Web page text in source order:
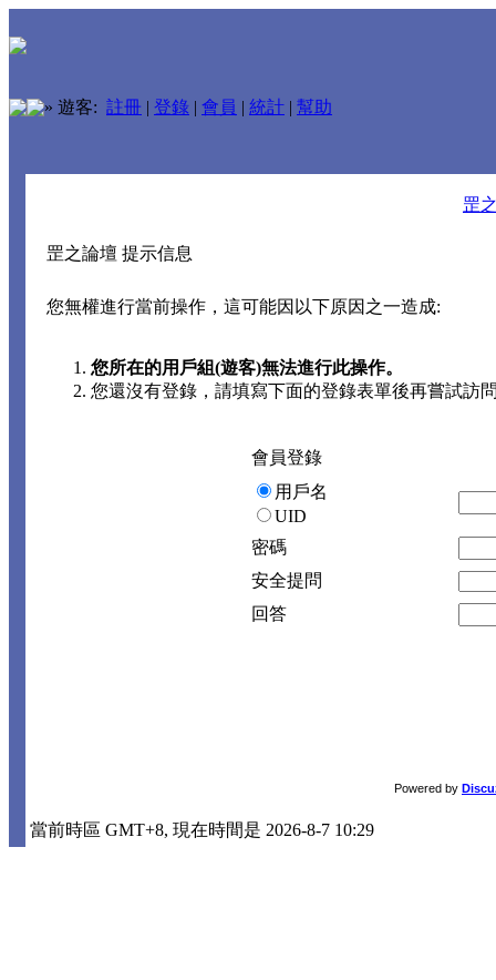
» 遊客: 註冊 | 登錄 | 會員 | 統計 | 幫助
罡
罡之論壇 提示信息
您無權進行當前操作，這可能因以下原因之一造成:
您所在的用戶組(遊客)無法進行此操作。
您還沒有登錄，請填寫下面的登錄表單後再嘗試訪
會員登錄
用戶名
UID
密碼
安全提問
回答
Powered by
當前時區 GMT+8, 現在時間是 2026-8-7 10:29